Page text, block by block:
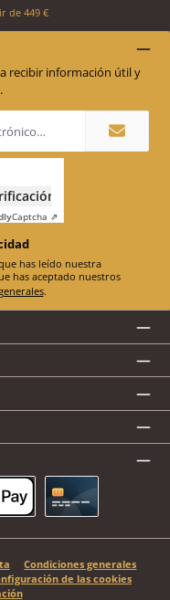
de 449 €
recibir información útil y
Captcha ⇗
.
Condiciones generales
de las cookies